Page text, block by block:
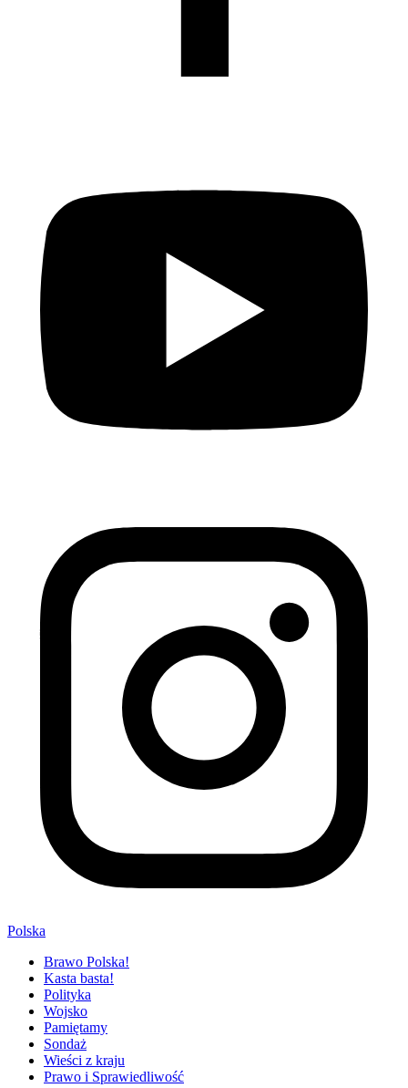
Polska
Brawo Polska!
Kasta basta!
Polityka
Wojsko
Pamiętamy
Sondaż
Wieści z kraju
Prawo i Sprawiedliwość